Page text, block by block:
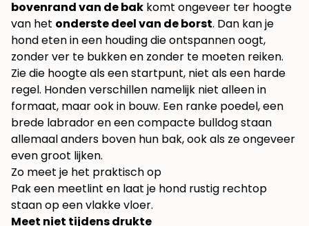
bovenrand van de bak komt ongeveer ter hoogte
van het onderste deel van de borst. Dan kan je
hond eten in een houding die ontspannen oogt,
zonder ver te bukken en zonder te moeten reiken.
Zie die hoogte als een startpunt, niet als een harde
regel. Honden verschillen namelijk niet alleen in
formaat, maar ook in bouw. Een ranke poedel, een
brede labrador en een compacte bulldog staan
allemaal anders boven hun bak, ook als ze ongeveer
even groot lijken.
Zo meet je het praktisch op
Pak een meetlint en laat je hond rustig rechtop
staan op een vlakke vloer.
Meet niet tijdens drukte